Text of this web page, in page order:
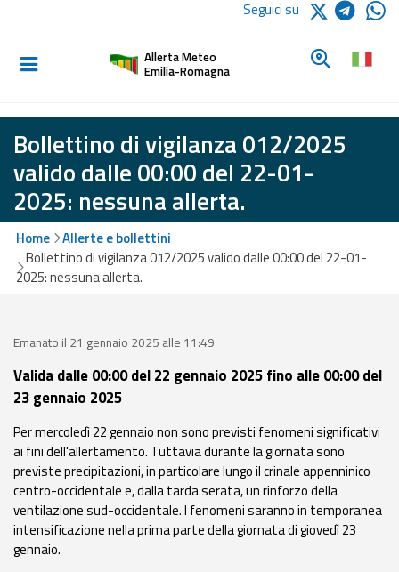
Informati e
Allerte E
Bollettini
Allerte e
Bollettini
Meteo
Valanghe
Monitoraggio
eventi
Previsioni e dati
Previsioni meteo e
marine
Dati osservati
Seguici su
Allerta Meteo
Emilia-Romagna
Cerca un
Bollettino di vigilanza 012/2025
valido dalle 00:00 del 22-01-
2025: nessuna allerta.
Home
Allerte e bollettini
Bollettino di vigilanza 012/2025 valido dalle 00:00 del 22-01-
2025: nessuna allerta.
Emanato il 21 gennaio 2025 alle 11:49
Valida dalle 00:00 del 22 gennaio 2025 fino alle 00:00 del
23 gennaio 2025
Per mercoledì 22 gennaio non sono previsti fenomeni significativi
ai fini dell'allertamento. Tuttavia durante la giornata sono
previste precipitazioni, in particolare lungo il crinale appenninico
centro-occidentale e, dalla tarda serata, un rinforzo della
ventilazione sud-occidentale. I fenomeni saranno in temporanea
intensificazione nella prima parte della giornata di giovedì 23
gennaio.